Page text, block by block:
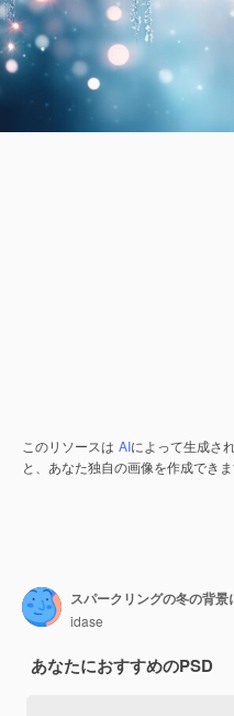
このリソースは AIによって生成さ
と、あなた独自の画像を作成できま
idase
あなたにおすすめのPSD